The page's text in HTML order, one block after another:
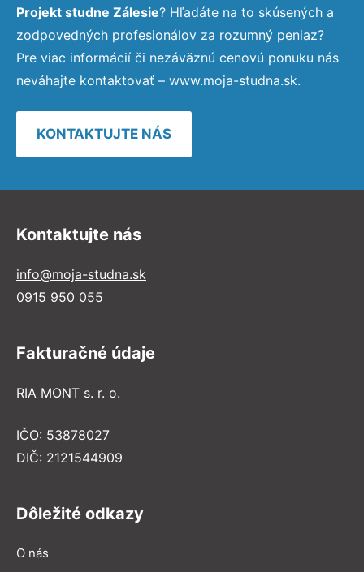
Projekt studne Zálesie? Hľadáte na to skúsených a
zodpovedných profesionálov za rozumný peniaz?
Pre viac informácií či nezáväznú cenovú ponuku nás
neváhajte kontaktovať – www.moja-studna.sk.
KONTAKTUJTE NÁS
Kontaktujte nás
info@moja-studna.sk
0915 950 055
Fakturačné údaje
RIA MONT s. r. o.
IČO: 53878027
DIČ: 2121544909
Dôležité odkazy
O nás